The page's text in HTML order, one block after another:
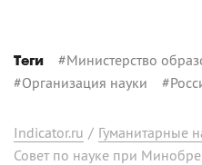
Теги #Министерство
#Организация науки #
Indicator.ru / Гуманитарные
Совет по науке при